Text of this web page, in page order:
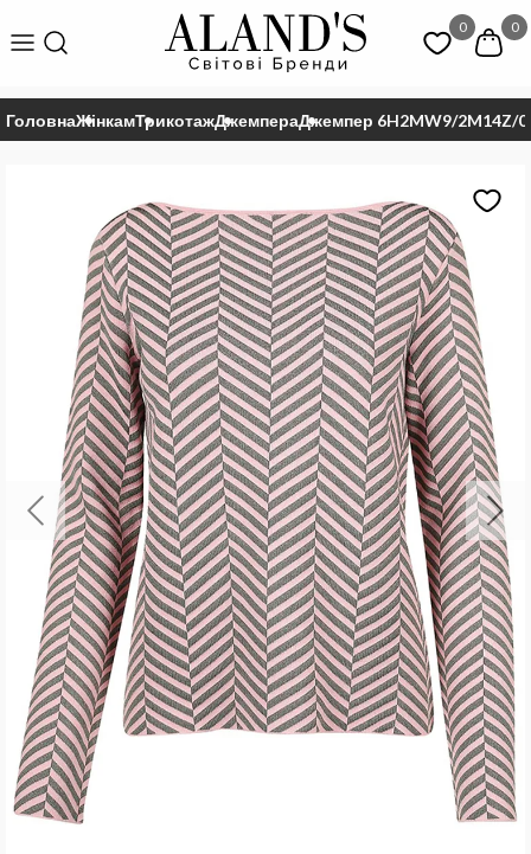
0 0
ГоловнаЖінкамТрикотажДжемпераДжемпер 6H2MW9/2M14Z/